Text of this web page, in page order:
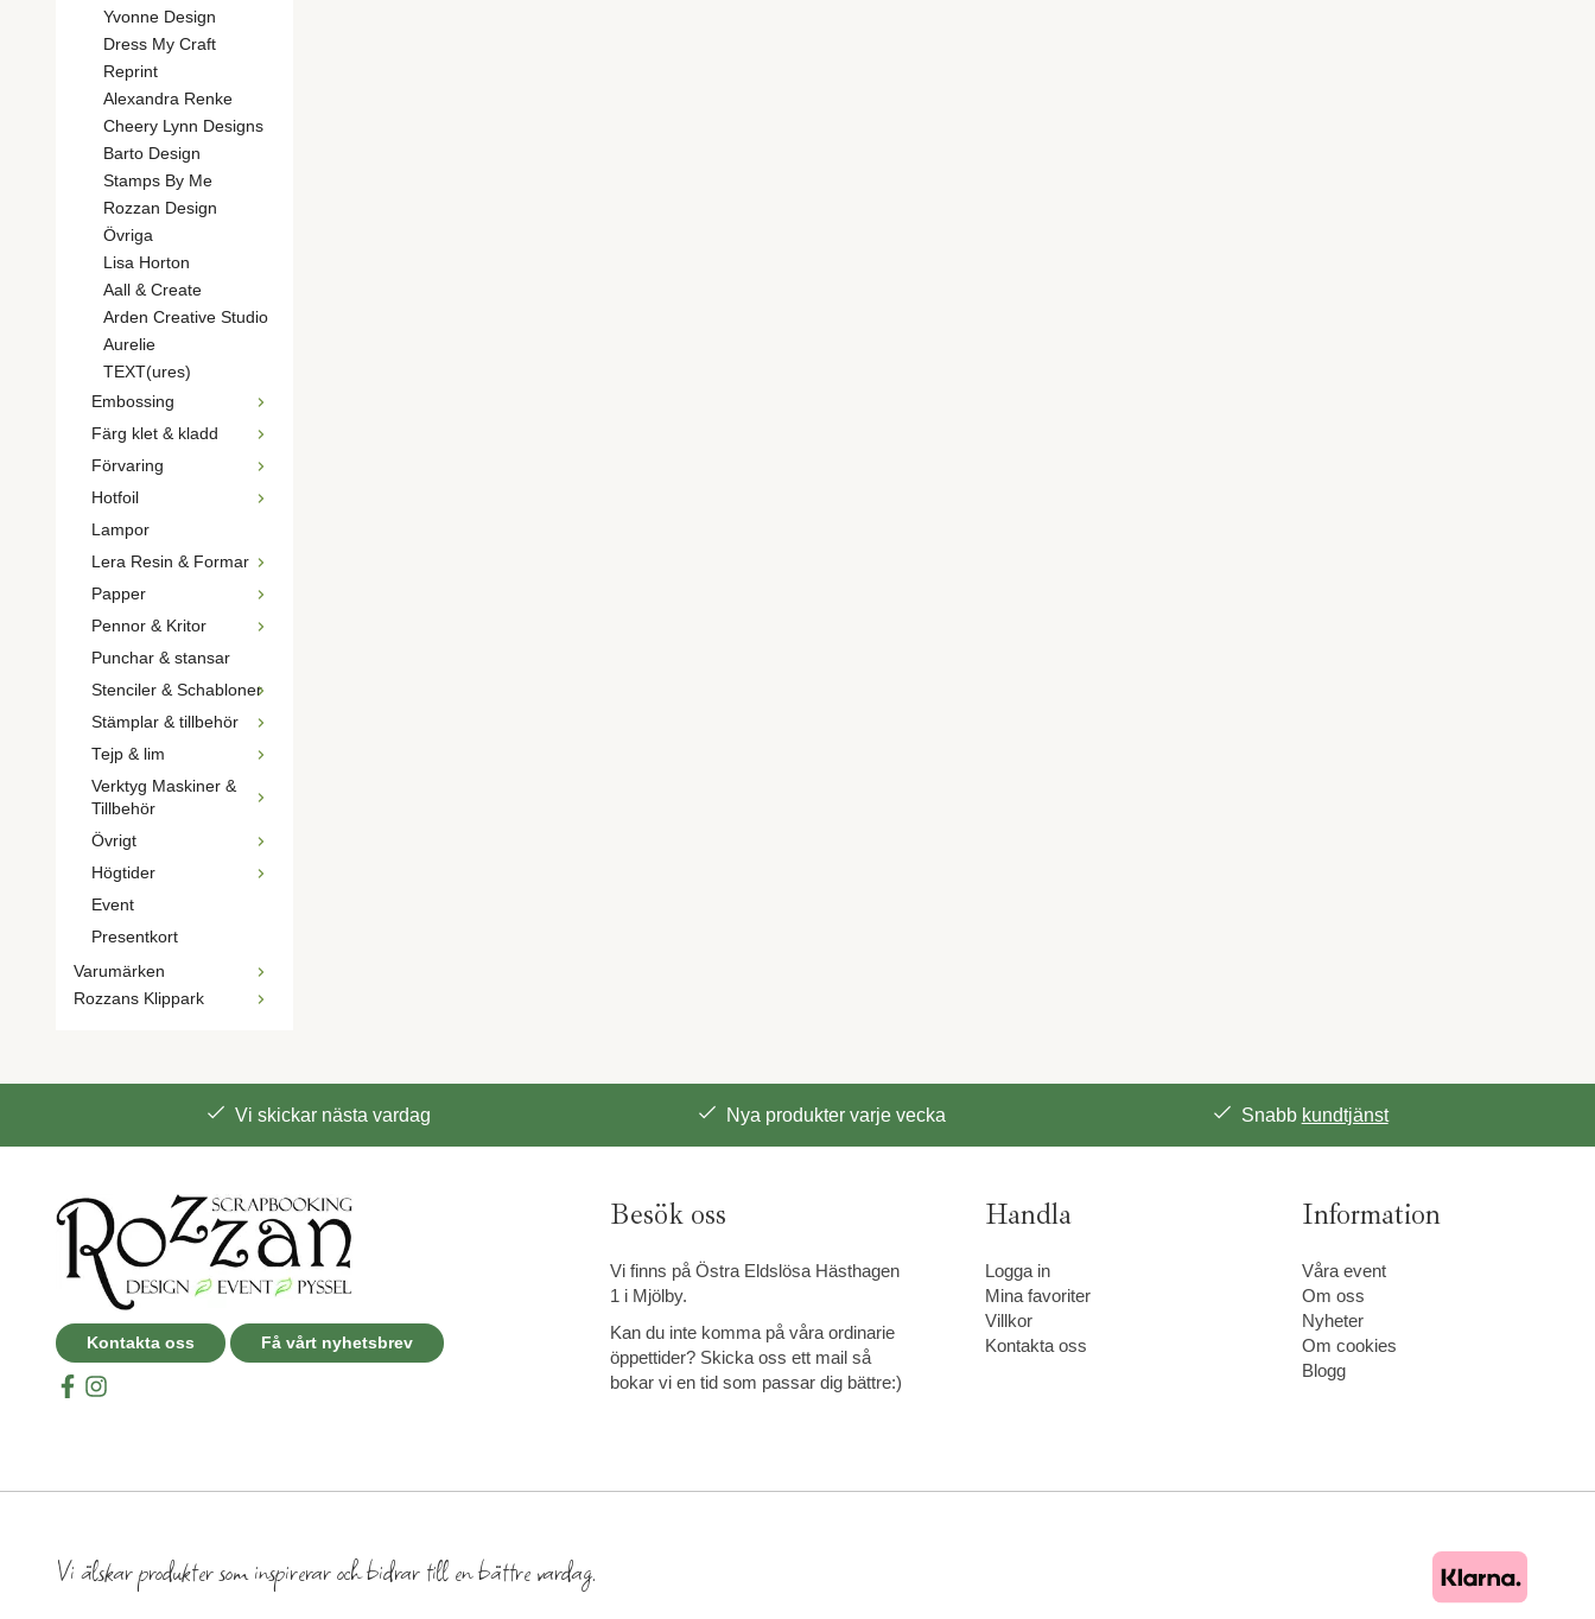
Yvonne Design
Dress My Craft
Reprint
Alexandra Renke
Cheery Lynn Designs
Barto Design
Stamps By Me
Rozzan Design
Övriga
Lisa Horton
Aall & Create
Arden Creative Studio
Aurelie
TEXT(ures)
Embossing
Färg klet & kladd
Förvaring
Hotfoil
Lampor
Lera Resin & Formar
Papper
Pennor & Kritor
Punchar & stansar
Stenciler & Schabloner
Stämplar & tillbehör
Tejp & lim
Verktyg Maskiner &
Tillbehör
Övrigt
Högtider
Event
Presentkort
Varumärken
Rozzans Klippark
Vi skickar nästa vardag Nya produkter varje vecka Snabb kundtjänst
Kontakta oss Få vårt nyhetsbrev
Besök oss
Vi finns på Östra Eldslösa Hästhagen
1 i Mjölby.
Kan du inte komma på våra ordinarie
öppettider? Skicka oss ett mail så
bokar vi en tid som passar dig bättre:)
Handla
Logga in
Mina favoriter
Villkor
Kontakta oss
Information
Våra event
Om oss
Nyheter
Om cookies
Blogg
Vi älskar produkter som inspirerar och bidrar till en bättre vardag.